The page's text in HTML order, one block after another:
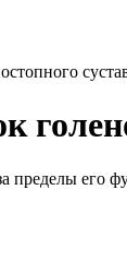
пределы